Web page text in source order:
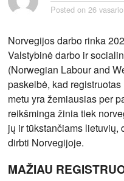
Posted on 26
Norvegijos darbo rinka
Valstybinė darbo ir
(Norwegian Labour and
paskelbė, kad
metu yra žemiausias per
reikšminga žinia tiek
jų ir tūkstančiams
dirbti Norvegijoje.
MAŽIAU